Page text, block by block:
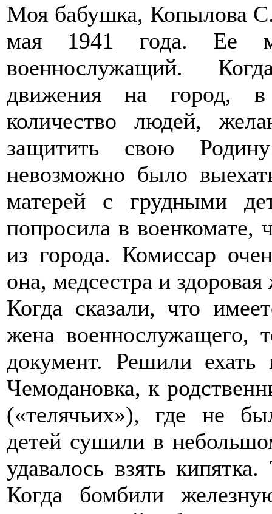
Моя бабушка, Копылова
мая 1941 года. Ее
военнослужащий.
движения на город, в
количество людей,
защитить свою
невозможно было
матерей с грудными
попросила в военкомате,
из города. Комиссар
она, медсестра и
Когда сказали, что
жена военнослужащего,
документ. Решили
Чемодановка, к
(«телячьих»), где не
детей сушили в
удавалось взять
Когда бомбили